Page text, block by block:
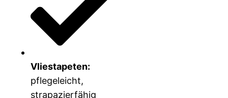
Vliestapeten:
pflegeleicht,
strapazierfähig